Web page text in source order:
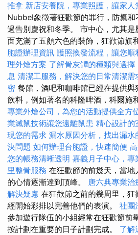
推拿 新店安養院，專業照護，讓家人
Nubbel象徵著狂歡節的罪行，防禦和
過告別慶祝和冬季。 市中心，尤其是
面充滿了五顏六色的裝飾，狂歡節旗
胞證辦理資訊 護照換發流程，讓您順
理外燴方案 了解骨灰罈的種類與選
息 清潔工服務，解決您的日常清潔需
密 餐館，酒吧和咖啡館已經在提供與
飲料，例如著名的科隆啤酒，科爾施
專業外燴公司，為您的活動提供全方
業滅鼠技術讓您遠離鼠患 精心設計的
現您的需求 漏水原因分析，找出漏
決問題 如何辦理台胞證，快速簡便
您的帳務清晰透明 嘉義月子中心，專
里整骨服務 在狂歡節的前幾天，當
的心情逐漸達到頂峰。 唐六典專業治
解決疑慮 在狂歡節之前的幾周里，
經開始彩排以完善他們的表演。 社團
參加遊行隊伍的小組經常在狂歡節前
按計劃在重要的日子計劃完成。 了解